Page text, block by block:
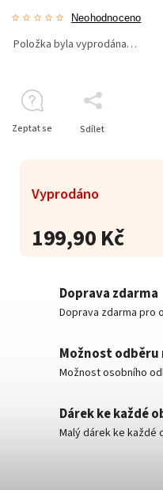
Neohodnoceno
199,90 Kč
Vyprodáno
Položka byla vyprodána…
Zeptat se Sdílet
Doprava zdarma
Doprava zdarma pro
Možnost odběru
Možnost osobního
Dárek ke každé
Malý dárek ke každé